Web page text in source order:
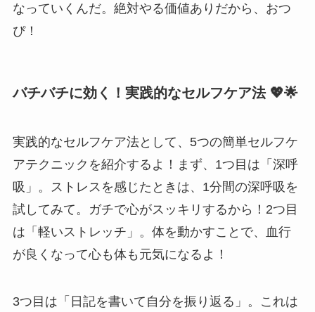
なっていくんだ。絶対やる価値ありだから、おつ
ぴ！
バチバチに効く！実践的なセルフケア法 💖🌟
実践的なセルフケア法として、5つの簡単セルフケ
アテクニックを紹介するよ！まず、1つ目は「深呼
吸」。ストレスを感じたときは、1分間の深呼吸を
試してみて。ガチで心がスッキリするから！2つ目
は「軽いストレッチ」。体を動かすことで、血行
が良くなって心も体も元気になるよ！
3つ目は「日記を書いて自分を振り返る」。これは